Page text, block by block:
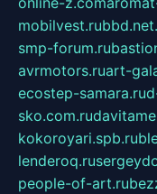
mobilvest.ru
smp-forum.ru
avrmotors.ruart-
ecostep-samara.ru
sko.com.ru
kokoroyari.spb.ru
lenderoq.ru
people-of-art.ru